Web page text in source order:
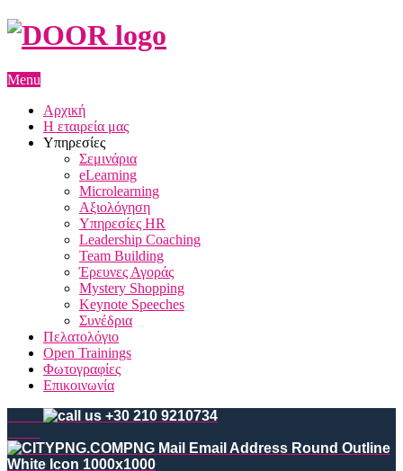
Menu
Αρχική
Η εταιρεία μας
Υπηρεσίες
Σεμινάρια
eLearning
Microlearning
Αξιολόγηση
Υπηρεσίες HR
Leadership Coaching
Team Building
Έρευνες Αγοράς
Mystery Shopping
Keynote Speeches
Συνέδρια
Πελατολόγιο
Open Trainings
Φωτογραφίες
Επικοινωνία
+30 210 9210734